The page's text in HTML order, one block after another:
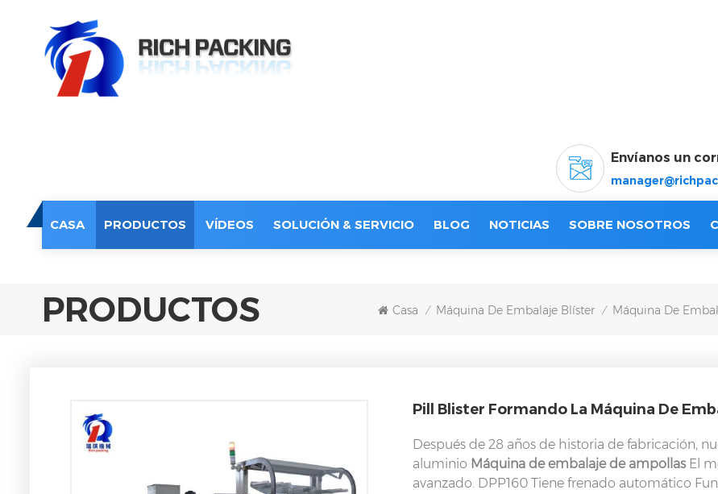
Envíanos un
CASA PRODUCTOS VÍDEOS SOLUCIÓN & SERVICIO BLOG NOTICIAS SOBRE NOSOTROS
PRODUCTOS Casa / Máquina De Embalaje Blíster / Máquina De
Pill Blister Formando La Máquina De
Después de 28 años de historia de fabricación,
aluminio Máquina de embalaje de ampollasEl
avanzado. DPP160 Tiene frenado automático